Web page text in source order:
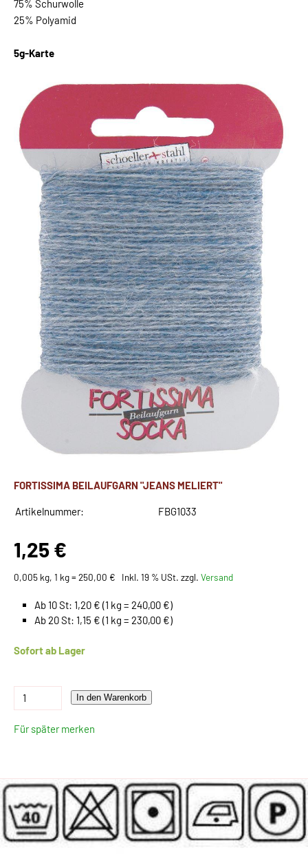
75% Schurwolle
25% Polyamid
5g-Karte
FORTISSIMA BEILAUFGARN "JEANS MELIERT"
Artikelnummer: FBG1033
1,25 €
0,005 kg, 1 kg = 250,00 € Inkl. 19 % USt. zzgl. Versand
Ab 10 St: 1,20 € (1 kg = 240,00 €)
Ab 20 St: 1,15 € (1 kg = 230,00 €)
Sofort ab Lager
In den Warenkorb
Für später merken